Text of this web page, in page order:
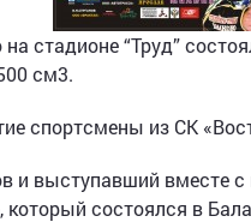
стадионе “Труд”
см3.
спортсмены из СК
и выступавший вместе
состоялся в